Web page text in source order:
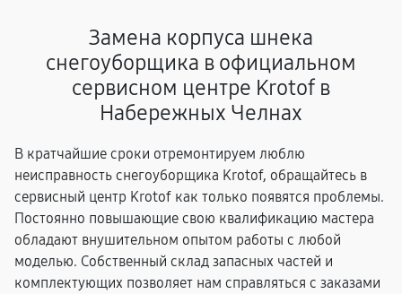
Замена корпуса шнека
снегоуборщика в официальном
сервисном центре Krotof в
Набережных Челнах
В кратчайшие сроки отремонтируем люблю
неисправность снегоуборщика Krotof, обращайтесь в
сервисный центр Krotof как только появятся проблемы.
Постоянно повышающие свою квалификацию мастера
обладают внушительном опытом работы с любой
моделью. Собственный склад запасных частей и
комплектующих позволяет нам справляться с заказами